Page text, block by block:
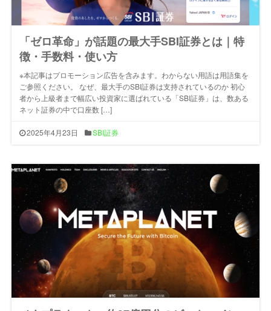
「ゼロ革命」が話題の最大手SBI証券とは｜特
徴・手数料・使い方
※本記事はプロモーション広告を含みます。わからない用語は用語集を
ご参照ください。 なぜ、最大手のSBI証券は支持されているのか 初心
者から上級者まで幅広い投資家に選ばれている「SBI証券」は、数ある
ネット証券の中で口座数 […]
2025年4月23日 SBI証券